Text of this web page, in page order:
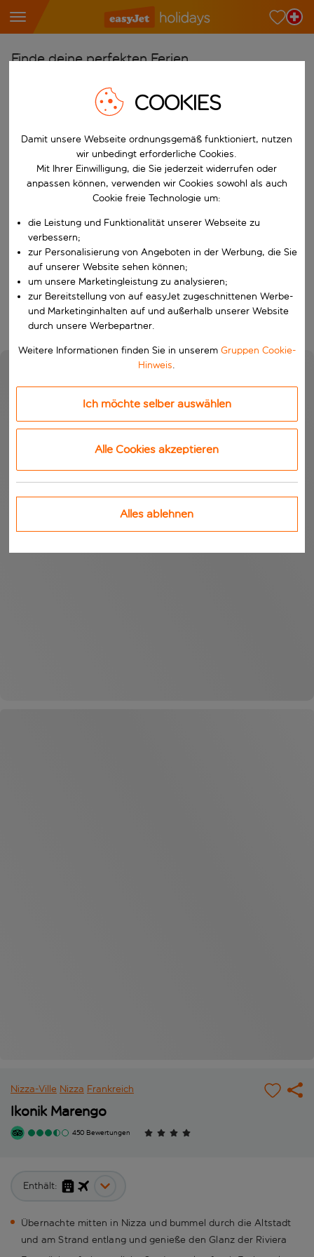
Finde deine perfekten Ferien
Beginne mit der Eingabe für die automatische
Wähle deine Flughäfen
Beginne mit der Eingabe für die automatische
Reiseziele finden
Nach
W&auml;hle ein Ab- und R&uuml;ckflugdatum aus.
Wähle deine Reisedaten
Wann
Wer
Suchen
Nizza-Ville Nizza Frankreich
Ikonik Marengo
450 Bewertungen
Enthält:
Übernachte mitten in Nizza und bummel durch die Altstadt
und am Strand entlang und genieße den Glanz der Riviera
COOKIES
Damit unsere Webseite ordnungsgemäß funktioniert, nutzen
wir unbedingt erforderliche Cookies.
Mit Ihrer Einwilligung, die Sie jederzeit widerrufen oder
anpassen können, verwenden wir Cookies sowohl als auch
Cookie freie Technologie um:
die Leistung und Funktionalität unserer Webseite zu
verbessern;
zur Personalisierung von Angeboten in der Werbung, die Sie
auf unserer Website sehen können;
um unsere Marketingleistung zu analysieren;
zur Bereitstellung von auf easyJet zugeschnittenen Werbe-
und Marketinginhalten auf und außerhalb unserer Website
durch unsere Werbepartner.
Weitere Informationen finden Sie in unserem Gruppen Cookie-
Hinweis.
Ich möchte selber auswählen
Alle Cookies akzeptieren
Alles ablehnen